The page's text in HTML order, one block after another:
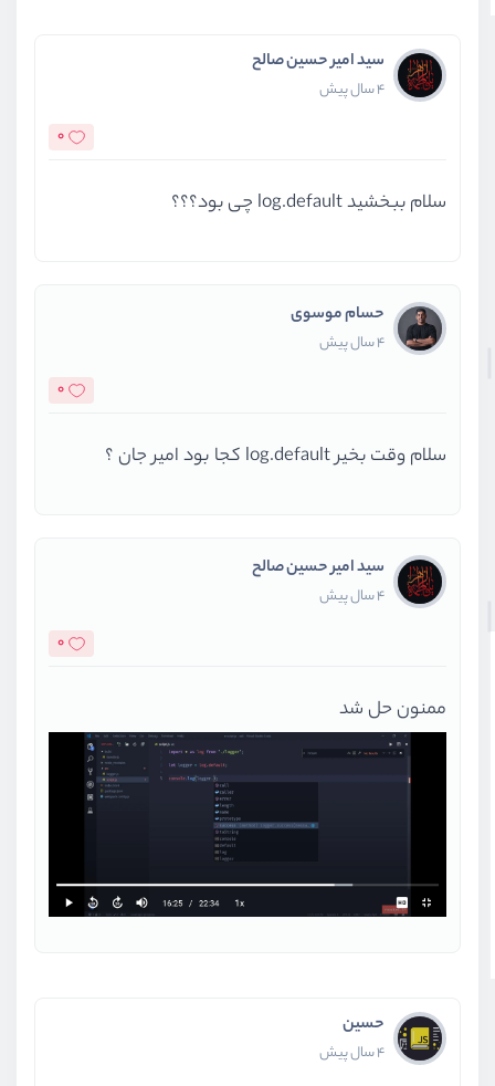
سید امیر حسین صالح
4 سال پیش
0
سلام ببخشید log.default چی بود؟؟؟
حسام موسوی
4 سال پیش
0
سلام وقت بخیر log.default کجا بود امیر جان ؟
سید امیر حسین صالح
4 سال پیش
0
ممنون حل شد
حسین
4 سال پیش